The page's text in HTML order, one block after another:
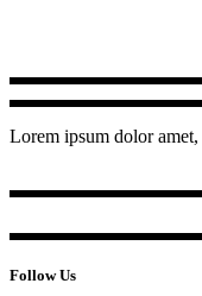
Lorem ipsum dolor
Follow Us